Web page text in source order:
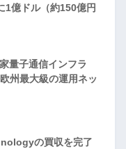
1億ドル（約150億円
量子通信インフラ
州最大級の運用ネッ
の買収を完了